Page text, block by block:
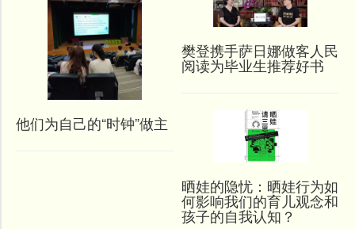
他们为自己的“时钟”做主
樊登携手萨日娜做客人民
阅读为毕业生推荐好书
晒娃的隐忧：晒娃行为如
何影响我们的育儿观念和
孩子的自我认知？